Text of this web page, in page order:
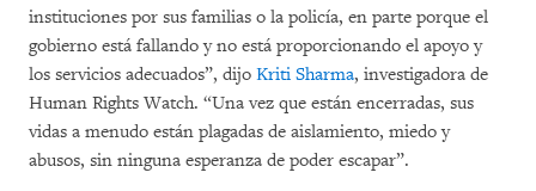
instituciones por sus familias o la policía, en parte porque el
gobierno está fallando y no está proporcionando el apoyo y
los servicios adecuados”, dijo Kriti Sharma, investigadora de
Human Rights Watch. “Una vez que están encerradas, sus
vidas a menudo están plagadas de aislamiento, miedo y
abusos, sin ninguna esperanza de poder escapar”.